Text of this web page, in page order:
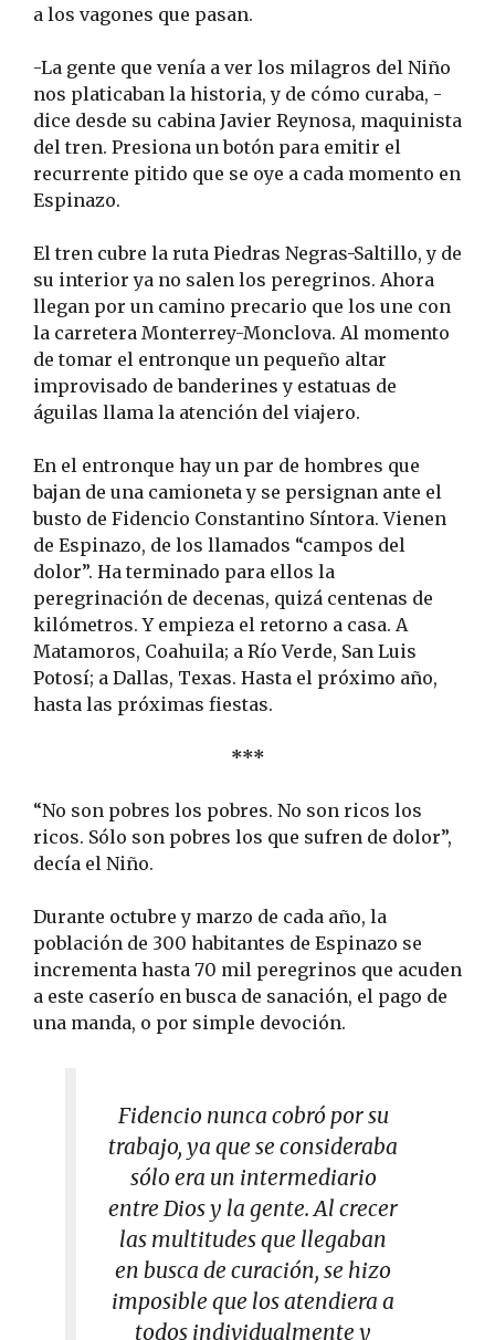
a los vagones que pasan.
-La gente que venía a ver los milagros del Niño
nos platicaban la historia, y de cómo curaba, -
dice desde su cabina Javier Reynosa, maquinista
del tren. Presiona un botón para emitir el
recurrente pitido que se oye a cada momento en
Espinazo.
El tren cubre la ruta Piedras Negras-Saltillo, y de
su interior ya no salen los peregrinos. Ahora
llegan por un camino precario que los une con
la carretera Monterrey-Monclova. Al momento
de tomar el entronque un pequeño altar
improvisado de banderines y estatuas de
águilas llama la atención del viajero.
En el entronque hay un par de hombres que
bajan de una camioneta y se persignan ante el
busto de Fidencio Constantino Síntora. Vienen
de Espinazo, de los llamados “campos del
dolor”. Ha terminado para ellos la
peregrinación de decenas, quizá centenas de
kilómetros. Y empieza el retorno a casa. A
Matamoros, Coahuila; a Río Verde, San Luis
Potosí; a Dallas, Texas. Hasta el próximo año,
hasta las próximas fiestas.
***
“No son pobres los pobres. No son ricos los
ricos. Sólo son pobres los que sufren de dolor”,
decía el Niño.
Durante octubre y marzo de cada año, la
población de 300 habitantes de Espinazo se
incrementa hasta 70 mil peregrinos que acuden
a este caserío en busca de sanación, el pago de
una manda, o por simple devoción.
Fidencio nunca cobró por su
trabajo, ya que se consideraba
sólo era un intermediario
entre Dios y la gente. Al crecer
las multitudes que llegaban
en busca de curación, se hizo
imposible que los atendiera a
todos individualmente y